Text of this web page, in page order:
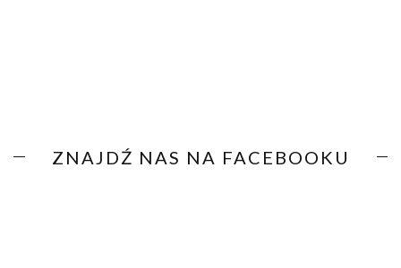
ZNAJDŹ NAS NA FACEBOOKU